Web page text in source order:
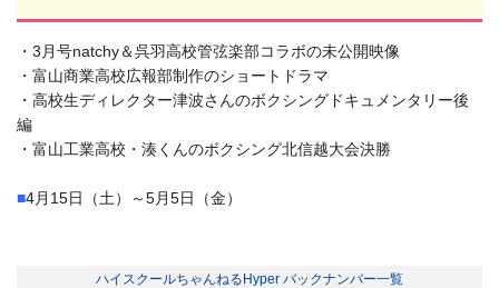
・3月号natchy＆呉羽高校管弦楽部コラボの未公開映像
・富山商業高校広報部制作のショートドラマ
・高校生ディレクター津波さんのボクシングドキュメンタリー後
編
・富山工業高校・湊くんのボクシング北信越大会決勝
■4月15日（土）～5月5日（金）
ハイスクールちゃんねるHyper バックナンバー一覧